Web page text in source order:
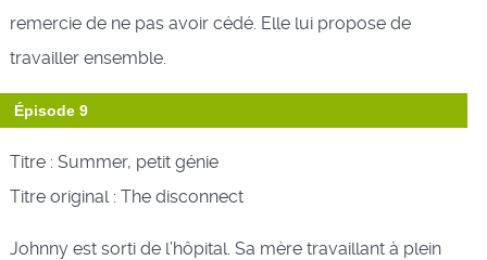
remercie de ne pas avoir cédé. Elle lui propose de
travailler ensemble.
Épisode 9
Titre : Summer, petit génie
Titre original : The disconnect
Johnny est sorti de l’hôpital. Sa mère travaillant à plein